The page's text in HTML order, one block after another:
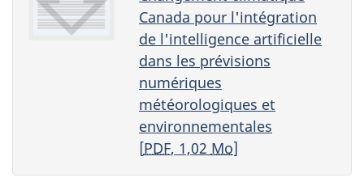
Canada pour l'intégration
de l'intelligence artificielle
dans les prévisions
numériques
météorologiques et
environnementales
[PDF, 1,02 Mo]